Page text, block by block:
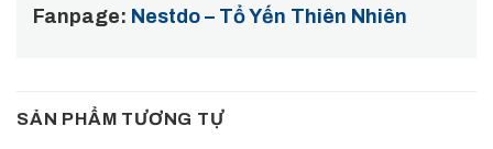
Fanpage: Nestdo – Tổ Yến Thiên Nhiên
SẢN PHẨM TƯƠNG TỰ